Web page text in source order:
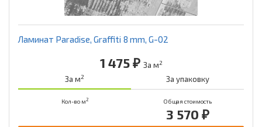
Ламинат Paradise, Graffiti 8 mm, G-02
1 475 ₽ За м2
За м2 За упаковку
Кол-во м2 Общая стоимость
3 570 ₽